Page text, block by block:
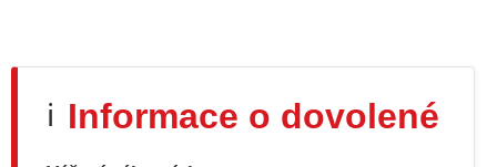
ℹ️ Informace o dovolené